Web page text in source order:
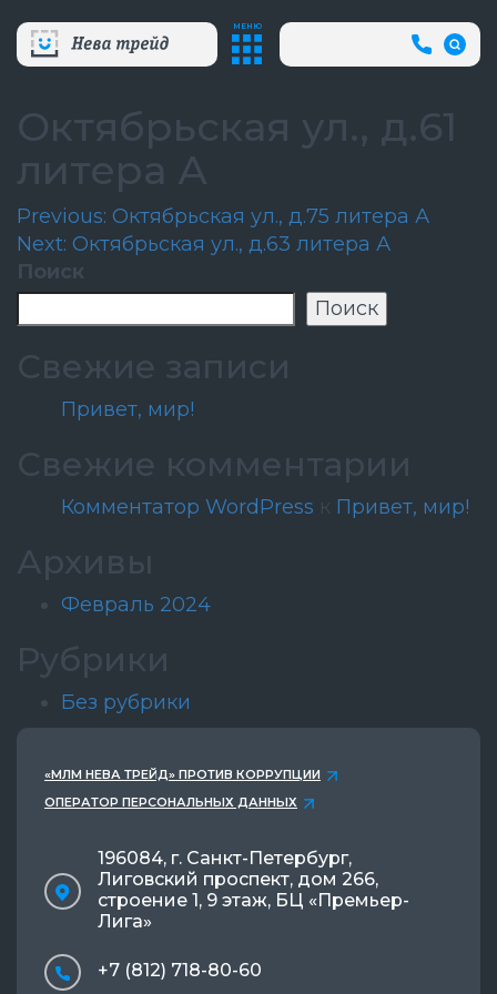
МЕНЮ
+7
(812)
66
Октябрьская ул., д.61
литера А
Навигация
по
записям
Previous: Октябрьская ул., д.75 литера А
Next: Октябрьская ул., д.63 литера А
Поиск
Поиск
Свежие записи
Привет, мир!
Свежие комментарии
Комментатор WordPress к Привет, мир!
Архивы
Февраль 2024
Рубрики
Без рубрики
«МЛМ НЕВА ТРЕЙД» ПРОТИВ КОРРУПЦИИ
ОПЕРАТОР ПЕРСОНАЛЬНЫХ ДАННЫХ
196084, г. Санкт-Петербург,
Лиговский проспект, дом 266,
строение 1, 9 этаж, БЦ «Премьер-
Лига»
+7 (812) 718-80-60